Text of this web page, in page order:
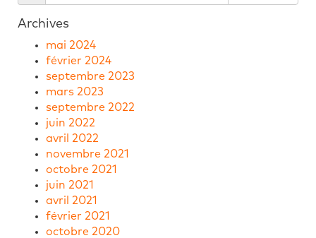
Archives
mai 2024
février 2024
septembre 2023
mars 2023
septembre 2022
juin 2022
avril 2022
novembre 2021
octobre 2021
juin 2021
avril 2021
février 2021
octobre 2020